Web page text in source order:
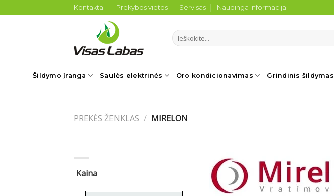
to
Kontaktai Prekybos vietos Servisas Naudinga informacija
Ieškoti:
Šildymo įranga Saulės elektrinės Oro kondicionavimas Grindinis šildymas
PREKĖS ŽENKLAS / MIRELON
Kaina